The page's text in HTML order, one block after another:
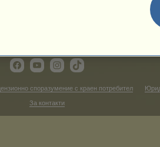
споразумение с краен потребител
За контакти